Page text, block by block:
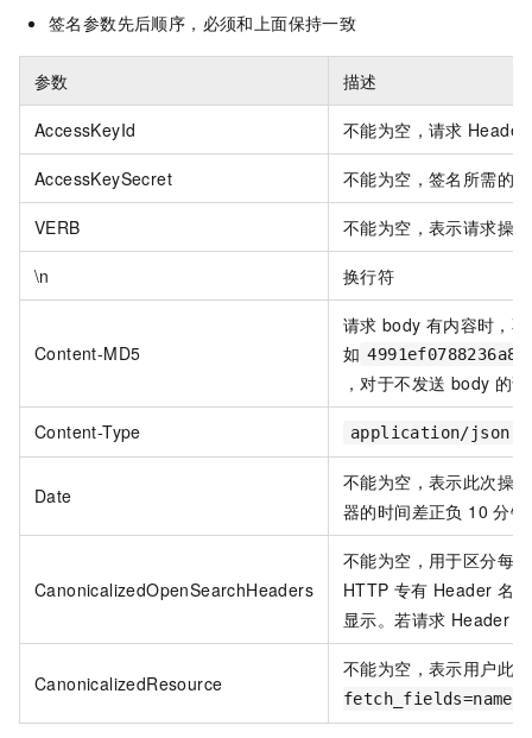
签名参数先后顺序，必须和上面保持一致
参数 描述
AccessKeyId 不能为空，请求 Header
AccessKeySecret 不能为空，签名所需的
VERB 不能为空，表示请求操
\n 换行符
Content-MD5
请求 body 有内容时，
如
，对于不发送 body 的
Content-Type application/json
Date
不能为空，表示此次操
器的时间差正负 10 分
CanonicalizedOpenSearchHeaders
不能为空，用于区分每
HTTP 专有 Header 名
显示。若请求 Header
CanonicalizedResource
不能为空，表示用户此